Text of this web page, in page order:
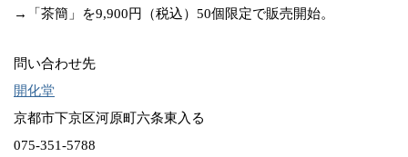
→「茶簡」を9,900円（税込）50個限定で販売開始。
問い合わせ先
開化堂
京都市下京区河原町六条東入る
075-351-5788